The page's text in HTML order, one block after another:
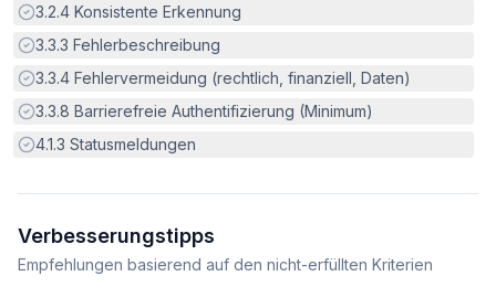
Erfüllt:
3.2.4 Konsistente Erkennung
Erfüllt:
3.3.3 Fehlerbeschreibung
Erfüllt:
3.3.4 Fehlervermeidung (rechtlich, finanziell, Daten)
Erfüllt:
3.3.8 Barrierefreie Authentifizierung (Minimum)
Erfüllt:
4.1.3 Statusmeldungen
Verbesserungstipps
Empfehlungen basierend auf den nicht-erfüllten Kriterien